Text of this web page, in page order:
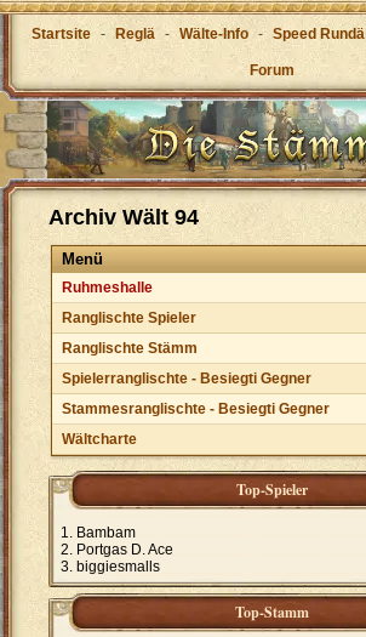
Startsite - Reglä - Wälte-Info - Speed Rundä
Forum
Archiv Wält 94
Menü
Ruhmeshalle
Ranglischte Spieler
Ranglischte Stämm
Spielerranglischte - Besiegti Gegner
Stammesranglischte - Besiegti Gegner
Wältcharte
Top-Spieler
Bambam
Portgas D. Ace
biggiesmalls
Top-Stamm